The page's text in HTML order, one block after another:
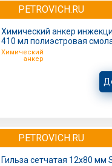
PETROVICH.RU
Химический анкер
410 мл полиэстровая
Химический
анкер
PETROVICH.RU
Гильза сетчатая 12х80 мм